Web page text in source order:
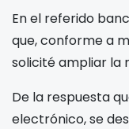
En el referido
que, conforme a
solicité ampliar la
De la respuesta
electrónico, se